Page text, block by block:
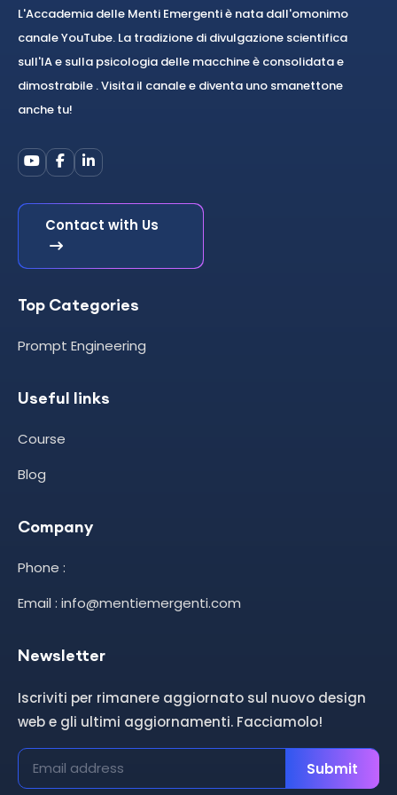
L'Accademia delle Menti Emergenti è nata dall'omonimo
canale YouTube. La tradizione di divulgazione scientifica
sull'IA e sulla psicologia delle macchine è consolidata e
dimostrabile . Visita il canale e diventa uno smanettone
anche tu!
Contact with Us
Top Categories
Prompt Engineering
Useful links
Course
Blog
Company
Phone :
Email : info@mentiemergenti.com
Newsletter
Iscriviti per rimanere aggiornato sul nuovo design
web e gli ultimi aggiornamenti. Facciamolo!
Submit